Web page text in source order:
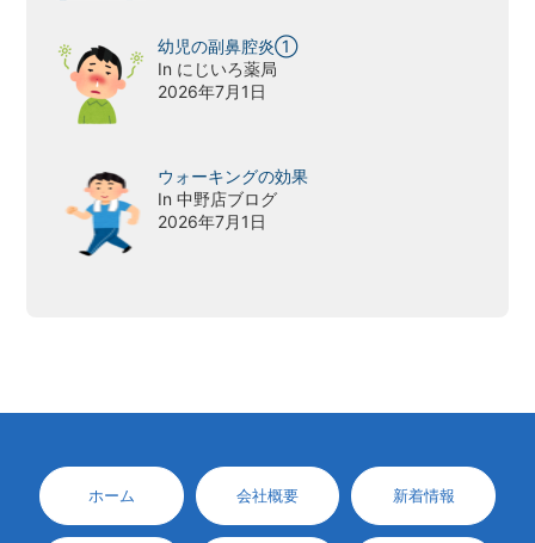
幼児の副鼻腔炎①
In にじいろ薬局
2026年7月1日
ウォーキングの効果
In 中野店ブログ
2026年7月1日
ホーム 会社概要 新着情報